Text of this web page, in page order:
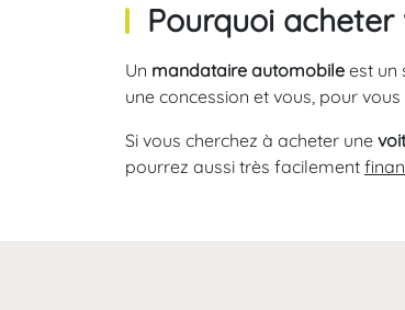
Pourquoi
Un mandataire automobile est un
une concession et vous, pour
Si vous cherchez à acheter une
pourrez aussi très facilement